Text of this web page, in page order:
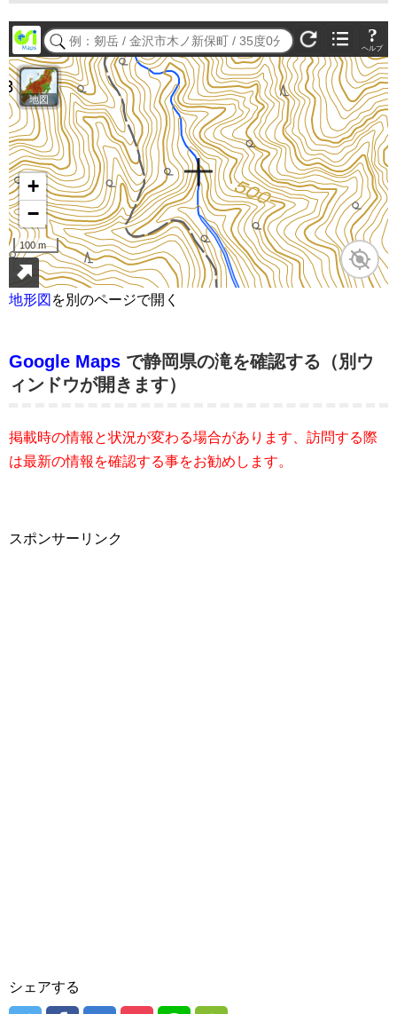
地形図 を別のページで開く
Google Maps で静岡県の滝を確認する（別ウ
ィンドウが開きます）
掲載時の情報と状況が変わる場合があります、訪問する際
は最新の情報を確認する事をお勧めします。
スポンサーリンク
シェアする